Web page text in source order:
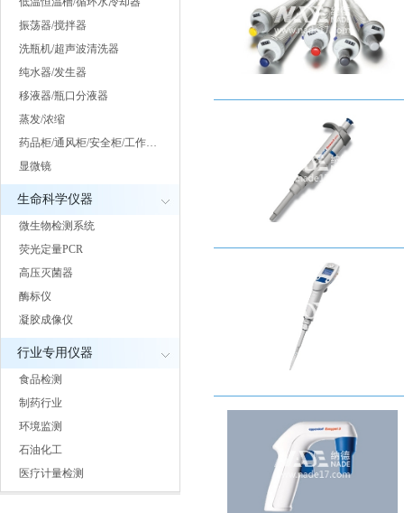
振荡器/搅拌器
洗瓶机/超声波清洗器
纯水器/发生器
移液器/瓶口分液器
蒸发/浓缩
药品柜/通风柜/安全柜/工作…
显微镜
生命科学仪器
微生物检测系统
荧光定量PCR
高压灭菌器
酶标仪
凝胶成像仪
行业专用仪器
食品检测
制药行业
环境监测
石油化工
医疗计量检测